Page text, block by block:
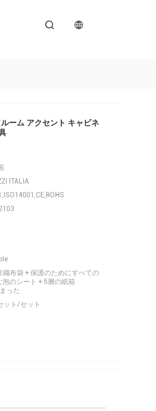
ーム アクセント キャビネ
ITALIA
織布袋 + 保護のためにすべての
泡のシート + 5層の紙箱
った
ット/セット